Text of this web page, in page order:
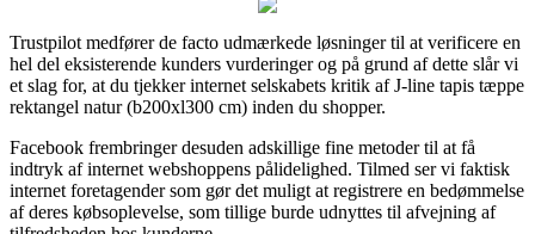
Trustpilot medfører de facto udmærkede løsninger til at verificere en
hel del eksisterende kunders vurderinger og på grund af dette slår vi
et slag for, at du tjekker internet selskabets kritik af J-line tapis tæppe
rektangel natur (b200xl300 cm) inden du shopper.
Facebook frembringer desuden adskillige fine metoder til at få
indtryk af internet webshoppens pålidelighed. Tilmed ser vi faktisk
internet foretagender som gør det muligt at registrere en bedømmelse
af deres købsoplevelse, som tillige burde udnyttes til afvejning af